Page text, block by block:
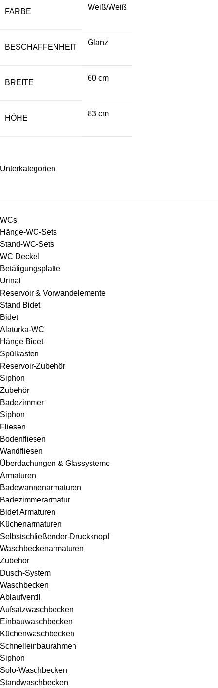
Unterkategorien
WCs
Hänge-WC-Sets
Stand-WC-Sets
WC Deckel
Betätigungsplatte
Urinal
Reservoir & Vorwandelemente
Stand Bidet
Bidet
Alaturka-WC
Hänge Bidet
Spülkasten
Reservoir-Zubehör
Siphon
Zubehör
Badezimmer
Siphon
Fliesen
Bodenfliesen
Wandfliesen
Überdachungen & Glassysteme
Armaturen
Badewannenarmaturen
Badezimmerarmatur
Bidet Armaturen
Küchenarmaturen
Selbstschließender-Druckknopf
Waschbeckenarmaturen
Zubehör
Dusch-System
Waschbecken
Ablaufventil
Aufsatzwaschbecken
Einbauwaschbecken
Küchenwaschbecken
Schnelleinbaurahmen
Siphon
Solo-Waschbecken
Standwaschbecken
FARBE
Weiß/Weiß
BESCHAFFENHEIT
Glanz
BREITE
60 cm
HÖHE
83 cm